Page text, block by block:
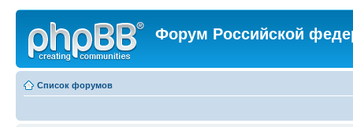
Форум Российской
Список форумов